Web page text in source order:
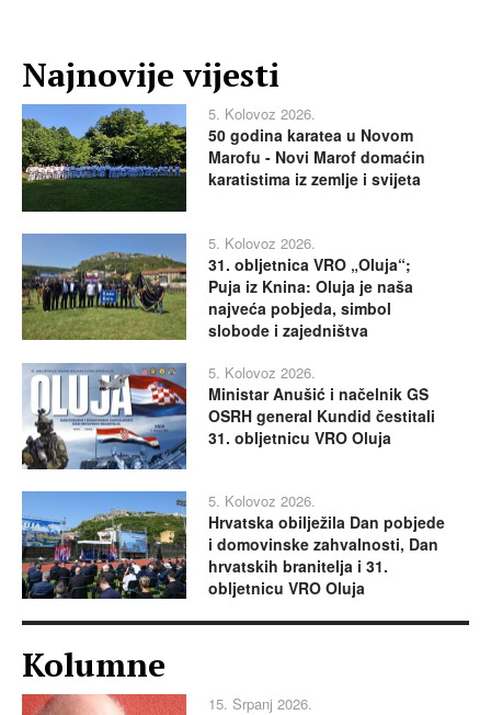
Najnovije vijesti
5. Kolovoz 2026.
50 godina karatea u Novom
Marofu - Novi Marof domaćin
karatistima iz zemlje i svijeta
5. Kolovoz 2026.
31. obljetnica VRO „Oluja“;
Puja iz Knina: Oluja je naša
najveća pobjeda, simbol
slobode i zajedništva
5. Kolovoz 2026.
Ministar Anušić i načelnik GS
OSRH general Kundid čestitali
31. obljetnicu VRO Oluja
5. Kolovoz 2026.
Hrvatska obilježila Dan pobjede
i domovinske zahvalnosti, Dan
hrvatskih branitelja i 31.
obljetnicu VRO Oluja
Kolumne
15. Srpanj 2026.